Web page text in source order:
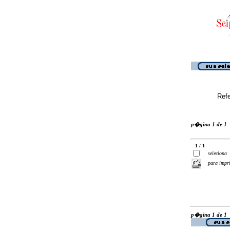
p�gina 1 de 1
1 / 1
seleciona
para
p�gina 1 de 1